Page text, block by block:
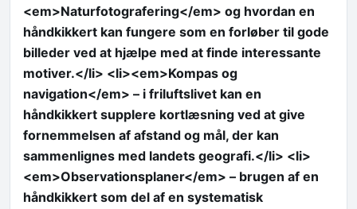
<em>Naturfotografering</em> og hvordan en
håndkikkert kan fungere som en forløber til gode
billeder ved at hjælpe med at finde interessante
motiver.</li> <li><em>Kompas og
navigation</em> – i friluftslivet kan en
håndkikkert supplere kortlæsning ved at give
fornemmelsen af afstand og mål, der kan
sammenlignes med landets geografi.</li> <li>
<em>Observationsplaner</em> – brugen af en
håndkikkert som del af en systematisk